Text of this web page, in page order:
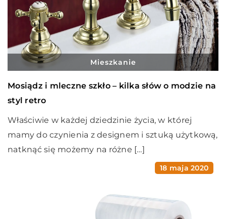
Mieszkanie
Mosiądz i mleczne szkło – kilka słów o modzie na
styl retro
Właściwie w każdej dziedzinie życia, w której
mamy do czynienia z designem i sztuką użytkową,
natknąć się możemy na różne […]
18 maja 2020